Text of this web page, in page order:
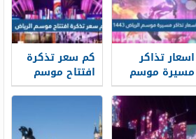
اسعار تذاكر
مسيرة موسم
الرياض 1447
كم سعر تذكرة
افتتاح موسم
الرياض 2026